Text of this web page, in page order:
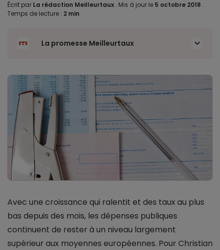
Écrit par La rédaction Meilleurtaux . Mis à jour le 5 octobre 2018 .
Temps de lecture : 2 min
La promesse Meilleurtaux
Avec une croissance qui ralentit et des taux au plus
bas depuis des mois, les dépenses publiques
continuent de rester à un niveau largement
supérieur aux moyennes européennes. Pour Christian